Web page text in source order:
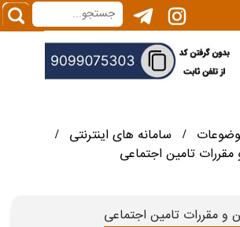
/ سامانه های اینترنتی /
مقررات تامین اجتماعی
و مقررات تامین اجتماعی